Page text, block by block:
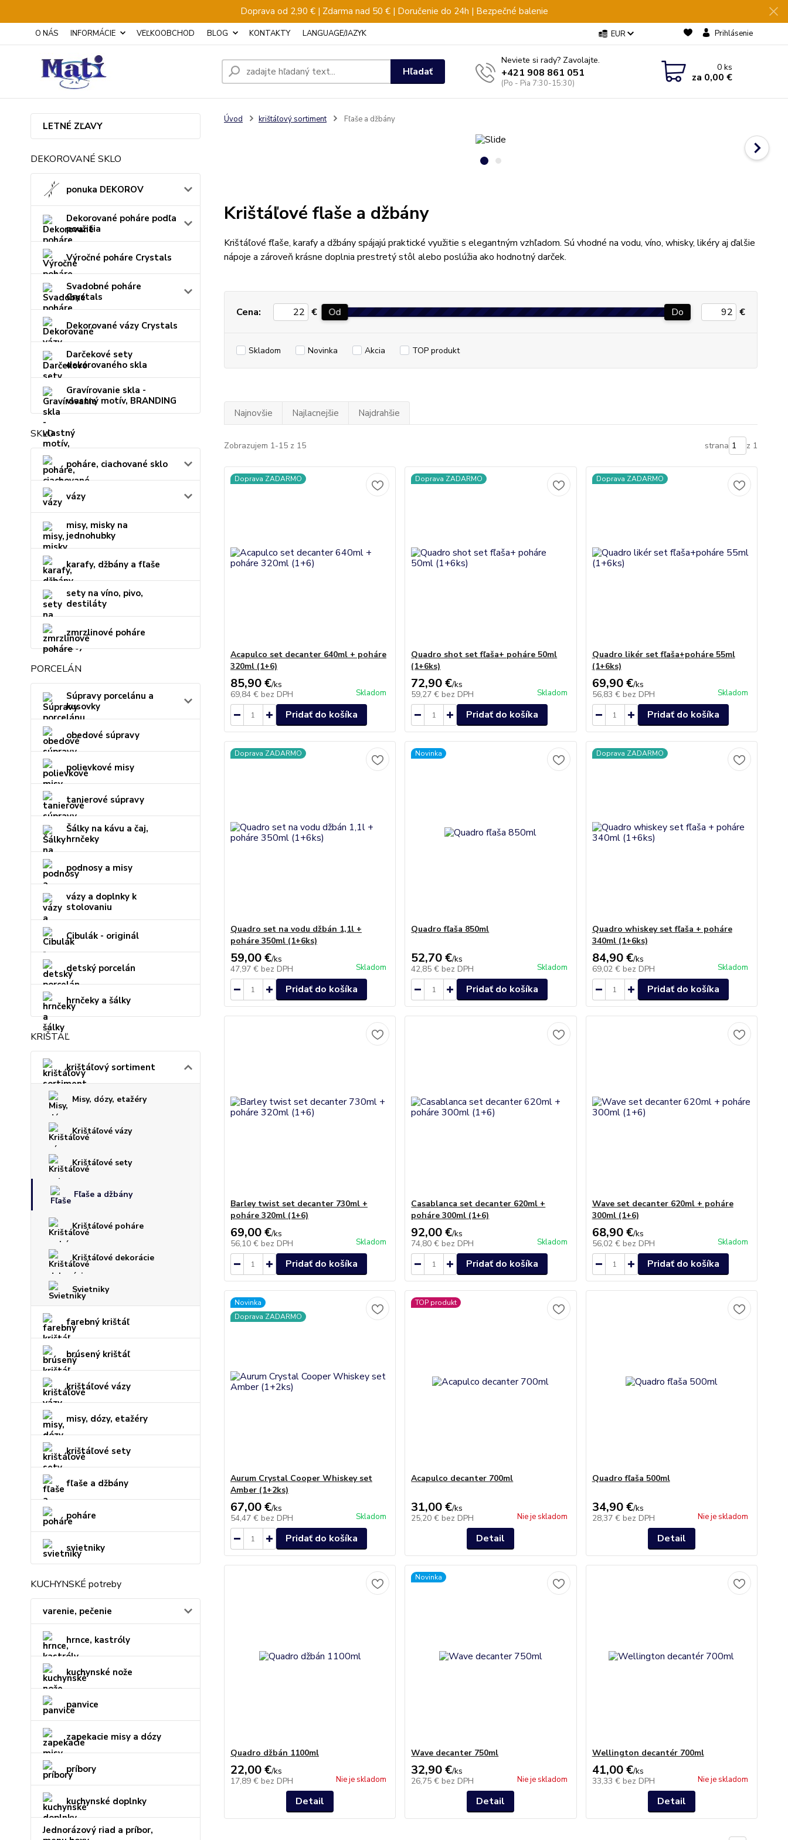
Doprava od 2,90 € | Zdarma nad 50 € | Doručenie do 24h | Bezpečné balenie
O NÁS INFORMÁCIE VEĽKOOBCHOD BLOG KONTAKTY LANGUAGE/JAZYK EUR Prihlásenie
Hľadať
Neviete si rady? Zavolajte.
+421 908 861 051
(Po - Pia 7:30-15:30)
0ks
za 0,00 €
LETNÉ ZĽAVY
DEKOROVANÉ SKLO
ponuka DEKOROV
Dekorované poháre podľa
použitia
Výročné poháre Crystals
Svadobné poháre
Crystals
Dekorované vázy Crystals
Darčekové sety
dekorovaného skla
Gravírovanie skla -
vlastný motív, BRANDING
SKLO
poháre, ciachované sklo
vázy
misy, misky na
jednohubky
karafy, džbány a fľaše
sety na víno, pivo,
destiláty
zmrzlinové poháre
PORCELÁN
Súpravy porcelánu a
kusovky
obedové súpravy
polievkové misy
tanierové súpravy
Šálky na kávu a čaj,
hrnčeky
podnosy a misy
vázy a doplnky k
stolovaniu
Cibulák - originál
detský porcelán
hrnčeky a šálky
KRIŠTÁĽ
krištáľový sortiment
Misy, dózy, etažéry
Krištáľové vázy
Krištáľové sety
Fľaše a džbány
Krištáľové poháre
Krištáľové dekorácie
Svietniky
farebný krištáľ
brúsený krištáľ
krištáľové vázy
misy, dózy, etažéry
krištáľové sety
fľaše a džbány
poháre
svietniky
KUCHYNSKÉ potreby
varenie, pečenie
hrnce, kastróly
kuchynské nože
panvice
zapekacie misy a dózy
príbory
kuchynské doplnky
Jednorázový riad a príbor,
Úvod krištáľový sortiment Fľaše a džbány
Krištáľové flaše a džbány
Krištáľové fľaše, karafy a džbány spájajú praktické využitie s elegantným vzhľadom. Sú vhodné na vodu, víno, whisky, likéry aj ďalšie
nápoje a zároveň krásne doplnia prestretý stôl alebo poslúžia ako hodnotný darček.
Cena: € Od Do €
Skladom Novinka Akcia TOP produkt
Najnovšie Najlacnejšie Najdrahšie
Zobrazujem 1-15 z 15 strana z 1
Doprava ZADARMO
Acapulco set decanter 640ml + poháre
320ml (1+6)
85,90 €/ks
69,84 € bez DPH Skladom
Pridať do košíka
Doprava ZADARMO
Quadro shot set fľaša+ poháre 50ml
(1+6ks)
72,90 €/ks
59,27 € bez DPH Skladom
Pridať do košíka
Doprava ZADARMO
Quadro likér set fľaša+poháre 55ml
(1+6ks)
69,90 €/ks
56,83 € bez DPH Skladom
Pridať do košíka
Doprava ZADARMO
Quadro set na vodu džbán 1,1l +
poháre 350ml (1+6ks)
59,00 €/ks
47,97 € bez DPH Skladom
Pridať do košíka
Novinka
Quadro fľaša 850ml
52,70 €/ks
42,85 € bez DPH Skladom
Pridať do košíka
Doprava ZADARMO
Quadro whiskey set fľaša + poháre
340ml (1+6ks)
84,90 €/ks
69,02 € bez DPH Skladom
Pridať do košíka
Barley twist set decanter 730ml +
poháre 320ml (1+6)
69,00 €/ks
56,10 € bez DPH Skladom
Pridať do košíka
Casablanca set decanter 620ml +
poháre 300ml (1+6)
92,00 €/ks
74,80 € bez DPH Skladom
Pridať do košíka
Wave set decanter 620ml + poháre
300ml (1+6)
68,90 €/ks
56,02 € bez DPH Skladom
Pridať do košíka
Novinka
Doprava ZADARMO
Aurum Crystal Cooper Whiskey set
Amber (1+2ks)
67,00 €/ks
54,47 € bez DPH Skladom
Pridať do košíka
TOP produkt
Acapulco decanter 700ml
31,00 €/ks
25,20 € bez DPH Nie je skladom
Detail
Quadro fľaša 500ml
34,90 €/ks
28,37 € bez DPH Nie je skladom
Detail
Quadro džbán 1100ml
22,00 €/ks
17,89 € bez DPH Nie je skladom
Detail
Novinka
Wave decanter 750ml
32,90 €/ks
26,75 € bez DPH Nie je skladom
Detail
Wellington decantér 700ml
41,00 €/ks
33,33 € bez DPH Nie je skladom
Detail